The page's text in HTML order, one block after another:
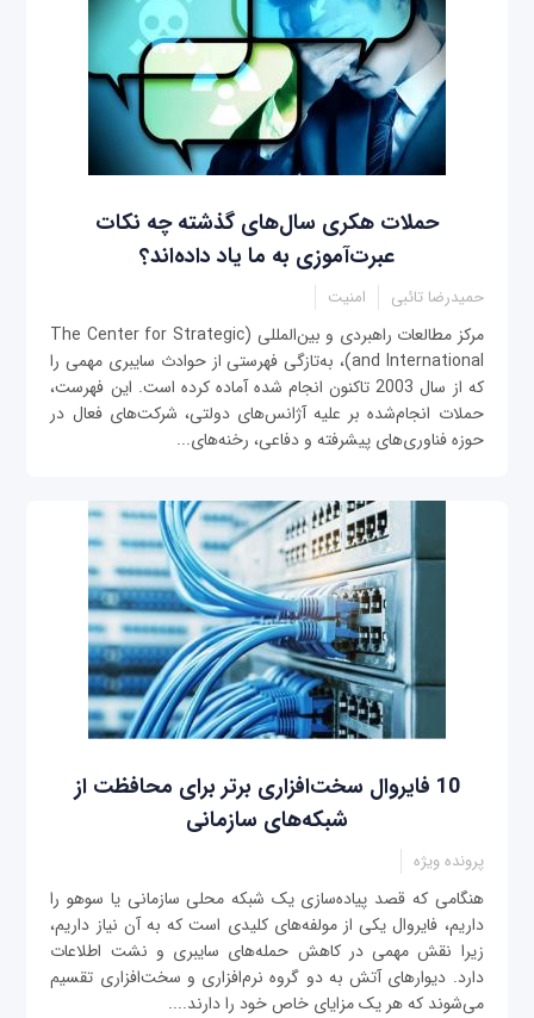
حملات هکری سال‌های گذشته چه نکات
عبرت‌آموزی به ما یاد داده‌اند؟
حمیدرضا تائبی امنیت
مرکز مطالعات راهبردی و بین‌المللی (The Center for Strategic
and International)، به‌تازگی فهرستی از حوادث سایبری مهمی را
که از سال 2003 تاکنون انجام شده آماده کرده است. این فهرست،
حملات انجام‌شده بر علیه آژانس‌های دولتی، شرکت‌های فعال در
حوزه فناوری‌های پیشرفته و دفاعی، رخنه‌های...
10 فایروال‌ سخت‌افزاری برتر برای محافظت از
شبکه‌های سازمانی
پرونده ویژه
هنگامی که قصد پیاده‌سازی یک شبکه محلی سازمانی یا سوهو را
داریم، فایروال یکی از مولفه‌های کلیدی است که به آن نیاز داریم،
زیرا نقش مهمی در کاهش حمله‌های سایبری و نشت اطلاعات
دارد. دیوارهای آتش به دو گروه نرم‌افزاری و سخت‌افزاری تقسیم
می‌شوند که هر یک مزایای خاص خود را دارند....